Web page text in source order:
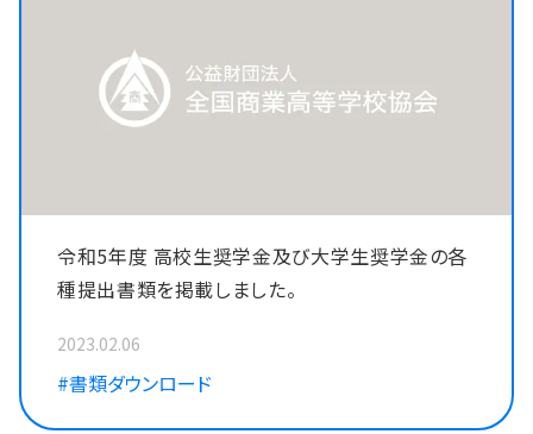
令和5年度 高校生奨学金及び大学生奨学金の各
種提出書類を掲載しました。
2023.02.06
#書類ダウンロード